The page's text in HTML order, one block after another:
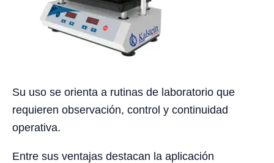
Su uso se orienta a rutinas de laboratorio que
requieren observación, control y continuidad
operativa.
Entre sus ventajas destacan la aplicación